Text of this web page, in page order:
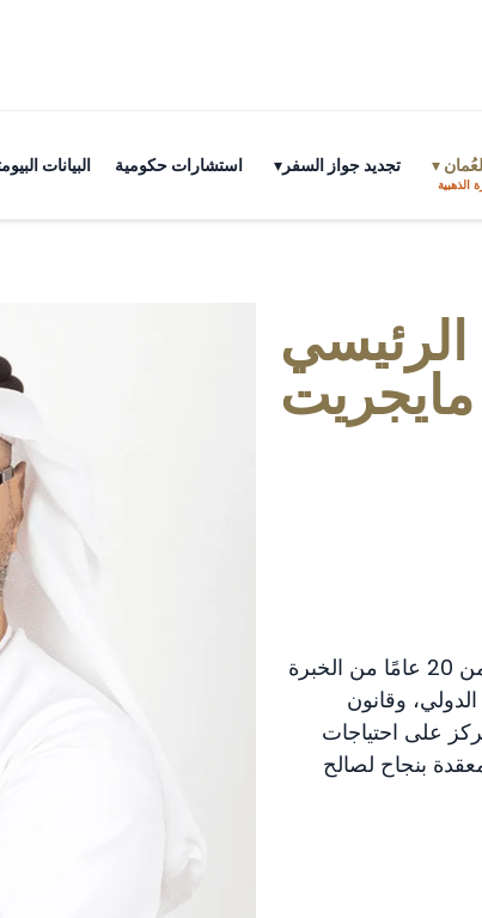
الذهبية
تجديد جواز السفر استشارات حكومية البيانات
يتمتع المحامي والمستشار القانوني، رامي الجوجو، بأكثر من 20 عامًا من الخبرة
وقانون
على احتياجات
بنجاح لصالح